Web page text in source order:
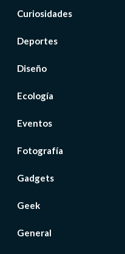
Curiosidades
Deportes
Diseño
Ecología
Eventos
Fotografía
Gadgets
Geek
General